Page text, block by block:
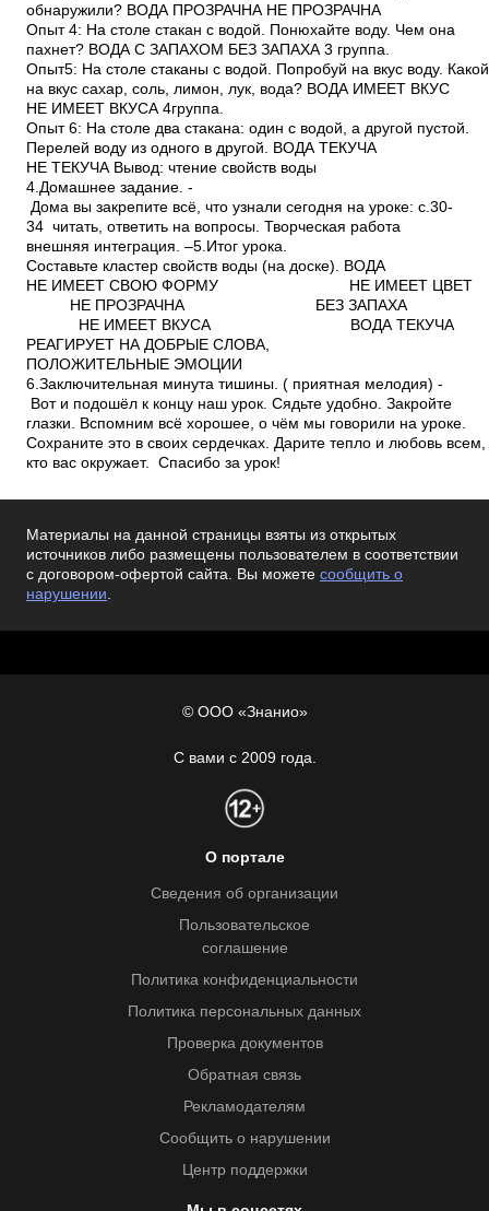
обнаружили? ВОДА ПРОЗРАЧНА НЕ ПРОЗРАЧНА
Опыт 4: На столе стакан с водой. Понюхайте воду. Чем она
пахнет? ВОДА С ЗАПАХОМ БЕЗ ЗАПАХА 3 группа.
Опыт5: На столе стаканы с водой. Попробуй на вкус воду.
на вкус сахар, соль, лимон, лук, вода? ВОДА ИМЕЕТ ВКУС
НЕ ИМЕЕТ ВКУСА 4группа.
Опыт 6: На столе два стакана: один с водой, а другой пустой.
Перелей воду из одного в другой. ВОДА ТЕКУЧА
НЕ ТЕКУЧА Вывод: чтение свойств воды
4.Домашнее задание. ­
Дома вы закрепите всё, что узнали сегодня на уроке: с.30­
34 читать, ответить на вопросы. Творческая работа
внешняя интеграция. –5.Итог урока.
Составьте кластер свойств воды (на доске). ВОДА
НЕ ИМЕЕТ СВОЮ ФОРМУ НЕ ИМЕЕТ ЦВЕТ
НЕ ПРОЗРАЧНА БЕЗ ЗАПАХА
НЕ ИМЕЕТ ВКУСА ВОДА ТЕКУЧА
РЕАГИРУЕТ НА ДОБРЫЕ СЛОВА,
ПОЛОЖИТЕЛЬНЫЕ ЭМОЦИИ
6.Заключительная минута тишины. ( приятная мелодия) ­
Вот и подошёл к концу наш урок. Сядьте удобно. Закройте
глазки. Вспомним всё хорошее, о чём мы говорили на уроке.
Сохраните это в своих сердечках. Дарите тепло и любовь всем,
кто вас окружает. ­ Спасибо за урок!
Материалы на данной страницы взяты из открытых
источников либо размещены пользователем в соответствии
с договором-офертой сайта. Вы можете сообщить о
нарушении.
© ООО «Знанио»
С вами с 2009 года.
О портале
Сведения об организации
Пользовательское
соглашение
Политика конфиденциальности
Политика персональных данных
Проверка документов
Обратная связь
Рекламодателям
Сообщить о нарушении
Центр поддержки